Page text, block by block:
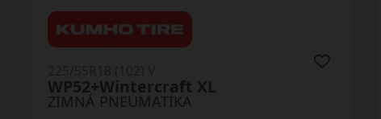
ZIMNÁ PNEUMATIKA
S944 Observe SUV XL